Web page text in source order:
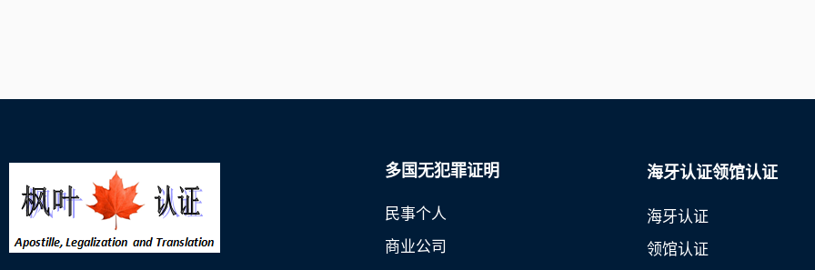
多国无犯罪证明
民事个人
商业公司
海牙认证领馆认证
海牙认证
领馆认证